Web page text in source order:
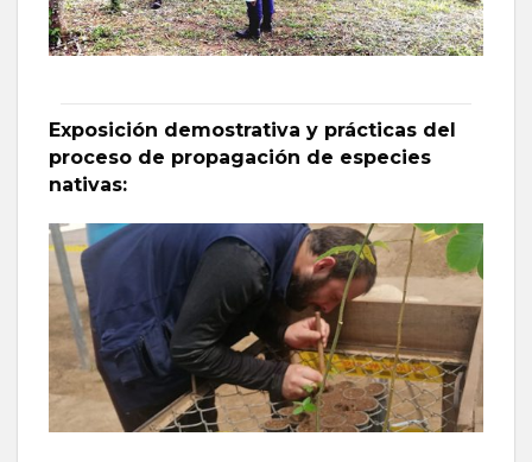
Exposición demostrativa y prácticas del
proceso de propagación de especies
nativas: